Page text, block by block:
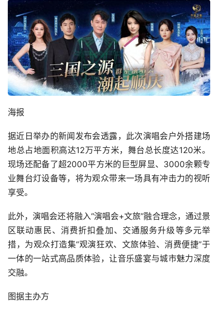
海报
据近日举办的新闻发布会透露，此次演唱会户外搭建场
地总占地面积高达12万平方米，舞台总长度达120米。
现场还配备了超2000平方米的巨型屏显、3000余颗专
业舞台灯设备等，将为观众带来一场具有冲击力的视听
享受。
此外，演唱会还将融入“演唱会+文旅”融合理念，通过景
区联动惠民、消费折扣叠加、交通服务升级等多元举
措，为观众打造集“观演狂欢、文旅体验、消费便捷”于
一体的一站式高品质体验，让音乐盛宴与城市魅力深度
交融。
图据主办方